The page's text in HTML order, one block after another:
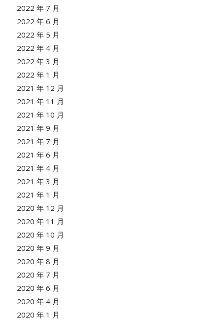
2022 年 7 月
2022 年 6 月
2022 年 5 月
2022 年 4 月
2022 年 3 月
2022 年 1 月
2021 年 12 月
2021 年 11 月
2021 年 10 月
2021 年 9 月
2021 年 7 月
2021 年 6 月
2021 年 4 月
2021 年 3 月
2021 年 1 月
2020 年 12 月
2020 年 11 月
2020 年 10 月
2020 年 9 月
2020 年 8 月
2020 年 7 月
2020 年 6 月
2020 年 4 月
2020 年 1 月